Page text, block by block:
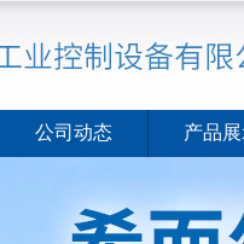
公司动态 产品